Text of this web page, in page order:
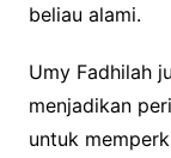
beliau alami.
Umy Fadhilah
menjadikan
untuk